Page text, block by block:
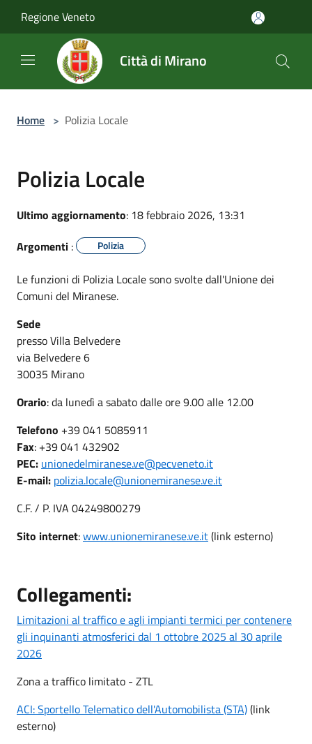
Regione Veneto
Città di Mirano
Home > Polizia Locale
Polizia Locale
Ultimo aggiornamento: 18 febbraio 2026, 13:31
Argomenti : Polizia
Le funzioni di Polizia Locale sono svolte dall'Unione dei
Comuni del Miranese.
Sede
presso Villa Belvedere
via Belvedere 6
30035 Mirano
Orario: da lunedì a sabato dalle ore 9.00 alle 12.00
Telefono +39 041 5085911
Fax: +39 041 432902
PEC: unionedelmiranese.ve@pecveneto.it
E-mail: polizia.locale@unionemiranese.ve.it
C.F. / P. IVA 04249800279
Sito internet:www.unionemiranese.ve.it(link esterno)
Collegamenti:
Limitazioni al traffico e agli impianti termici per contenere
gli inquinanti atmosferici dal 1 ottobre 2025 al 30 aprile
2026
Zona a traffico limitato - ZTL
ACI: Sportello Telematico dell'Automobilista (STA)(link
esterno)